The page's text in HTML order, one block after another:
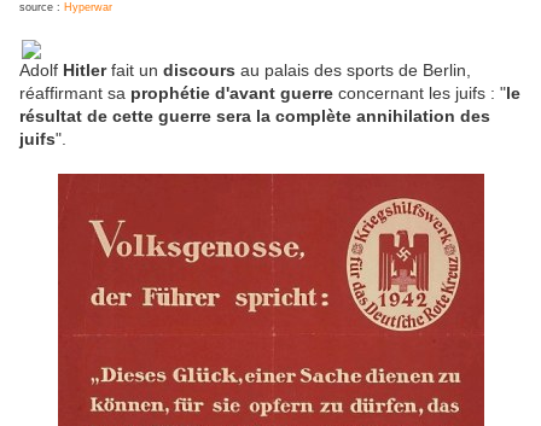
source : Hyperwar
Adolf Hitlerfait un discours au palais des sports de Berlin,
réaffirmant sa prophétie d'avant guerre concernant les juifs : "le
résultat de cette guerre sera la complète annihilation des
juifs".